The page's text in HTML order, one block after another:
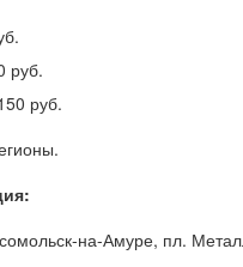
руб.
руб.
на-Амуре, пл.